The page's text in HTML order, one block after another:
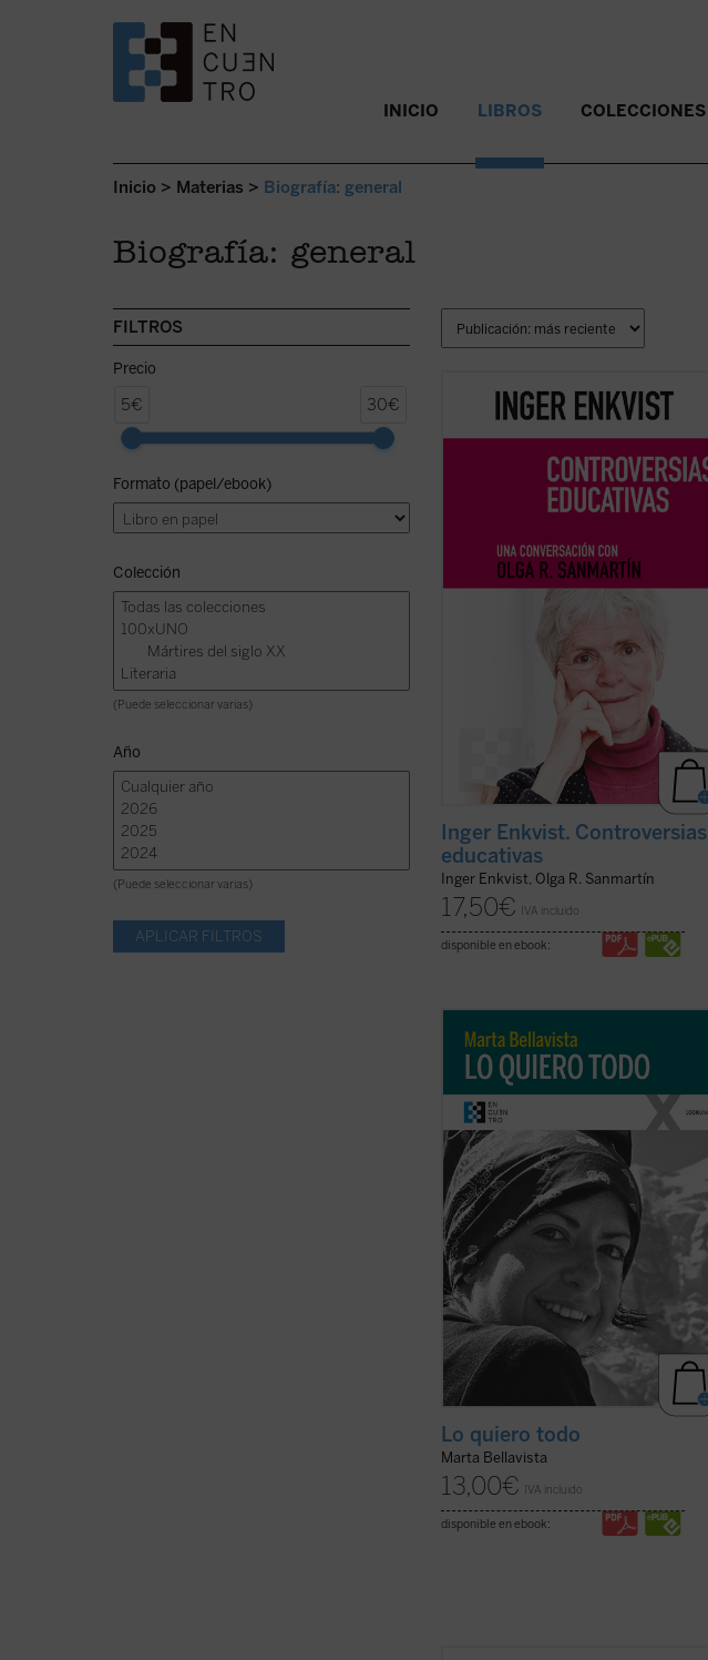
SALTAR AL CONTENIDO. INICIO LIBROS COLECCIONES
Inicio > Materias > Biografía: general
Biografía: general
FILTROS
Precio
5€ 30€
Formato (papel/ebook)
Colección
(Puede seleccionar varias)
Año
(Puede seleccionar varias)
La experta educativa sueca Inger Enkvist
y la periodista Olga R. Sanmartín
abordan en esta larga e intensa
conversación las cuestiones más
controvertidas en el terreno de la
educación: la tensión entre el modelo
Inger Enkvist. Controversias
educativas
Inger Enkvist, Olga R. Sanmartín
17,50€ IVA incluido
disponible en ebook:
La vida de Marta, una larga carrera de
apenas veintisiete años, se tornará
dramática y lúcida con la reaparición de
la enfermedad que la llevaría a la muerte
dos años después. Marta afrontará esta
circunstancia como ocasión para vivir ...
(ver ficha)
Lo quiero todo
Marta Bellavista
13,00€ IVA incluido
disponible en ebook: